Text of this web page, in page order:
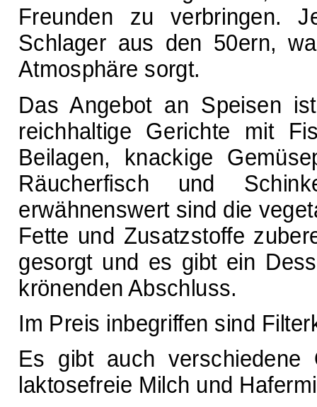
Freunden zu verbringen.
Schlager aus den 50ern,
Atmosphäre sorgt.
Das Angebot an Speisen
reichhaltige Gerichte mit
Beilagen, knackige
Räucherfisch und
erwähnenswert sind die
Fette und Zusatzstoffe
gesorgt und es gibt ein
krönenden Abschluss.
Im Preis inbegriffen sind
Es gibt auch verschiedene
laktosefreie Milch und